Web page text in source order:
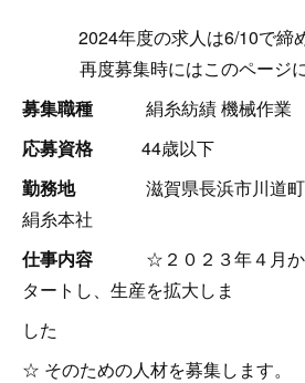
2024年度の求人は6/10で締
再度募集時にはこのページ
募集職種 絹糸紡績 機械作業
応募資格 44歳以下
勤務地 滋賀県長浜市川道
絹糸本社
仕事内容 ☆２０２３年４月
タートし、生産を拡大しま
した
☆ そのための人材を募集します。